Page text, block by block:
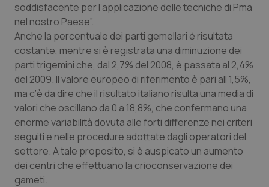
Toscana
Umbria
Valle D’Aosta
Veneto
Obesità
Oftalmologia
Oncodermatologia
Oncoematologia
Oncologia & Nutrizione
Psoriasi & pelle
soddisfacente per l’applicazione delle tecniche di Pma
nel nostro Paese”.
Anche la percentuale dei parti gemellari è risultata
costante, mentre si è registrata una diminuzione dei
parti trigemini che, dal 2,7% del 2008, è passata al 2,4%
del 2009. Il valore europeo di riferimento è pari all’1,5%,
ma c’è da dire che il risultato italiano risulta una media di
valori che oscillano da 0 a 18,8%, che confermano una
enorme variabilità dovuta alle forti differenze nei criteri
seguiti e nelle procedure adottate dagli operatori del
settore. A tale proposito, si è auspicato un aumento
dei centri che effettuano la crioconservazione dei
gameti.